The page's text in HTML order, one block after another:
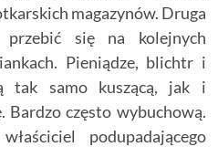
magazynów. Druga
się na kolejnych
Pieniądze, blichtr i
tak samo kuszącą, jak i
Bardzo często wybuchową.
podupadającego